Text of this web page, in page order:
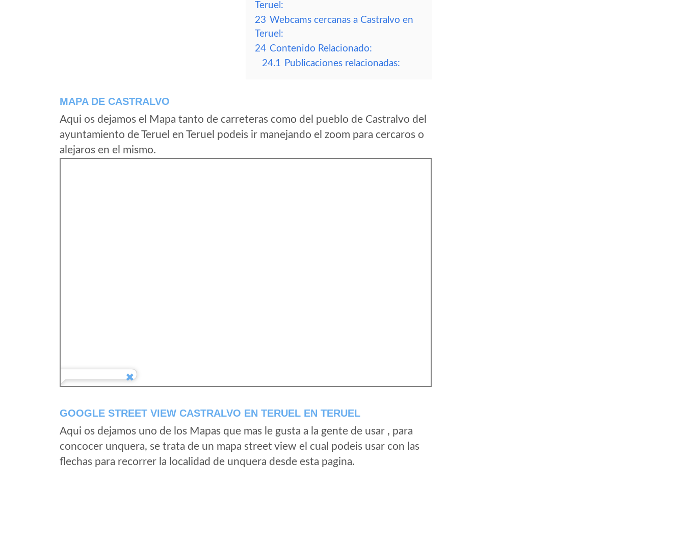
Teruel:
23 Webcams cercanas a Castralvo en
Teruel:
24 Contenido Relacionado:
24.1 Publicaciones relacionadas:
MAPA DE CASTRALVO
Aqui os dejamos el Mapa tanto de carreteras como del pueblo de Castralvo del
ayuntamiento de Teruel en Teruel podeis ir manejando el zoom para cercaros o
alejaros en el mismo.
GOOGLE STREET VIEW CASTRALVO EN TERUEL EN TERUEL
Aqui os dejamos uno de los Mapas que mas le gusta a la gente de usar , para
concocer unquera, se trata de un mapa street view el cual podeis usar con las
flechas para recorrer la localidad de unquera desde esta pagina.